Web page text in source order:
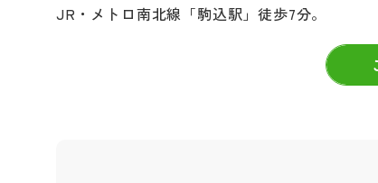
JR・メトロ南北線「駒込駅」徒歩7分。